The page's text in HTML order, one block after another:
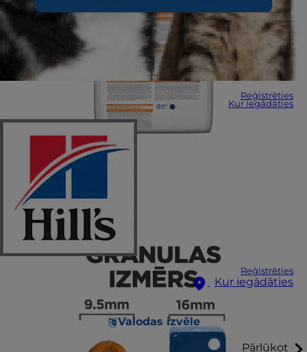
Reģistrēties
Kur iegādāties
Reģistrēties
Kur iegādāties
Valodas izvēle
Pārlūkot